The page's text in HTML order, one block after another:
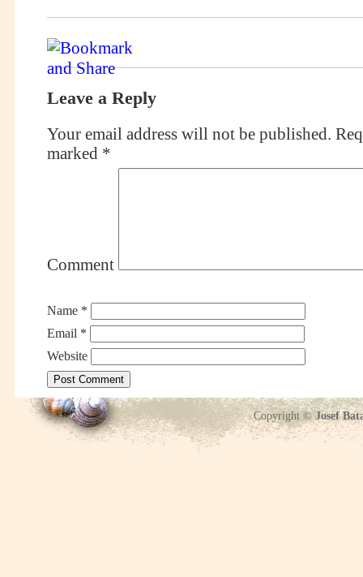
Leave a Reply
Your email address will not be published.
marked *
Comment
Name *
Email *
Website
Copyright ©Josef